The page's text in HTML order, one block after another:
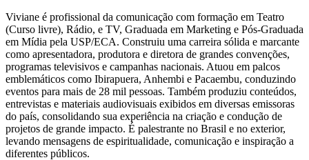
Viviane é profissional da comunicação com formação em Teatro
(Curso livre), Rádio, e TV, Graduada em Marketing e Pós-Graduada
em Mídia pela USP/ECA. Construiu uma carreira sólida e marcante
como apresentadora, produtora e diretora de grandes convenções,
programas televisivos e campanhas nacionais. Atuou em palcos
emblemáticos como Ibirapuera, Anhembi e Pacaembu, conduzindo
eventos para mais de 28 mil pessoas. Também produziu conteúdos,
entrevistas e materiais audiovisuais exibidos em diversas emissoras
do país, consolidando sua experiência na criação e condução de
projetos de grande impacto. É palestrante no Brasil e no exterior,
levando mensagens de espiritualidade, comunicação e inspiração a
diferentes públicos.